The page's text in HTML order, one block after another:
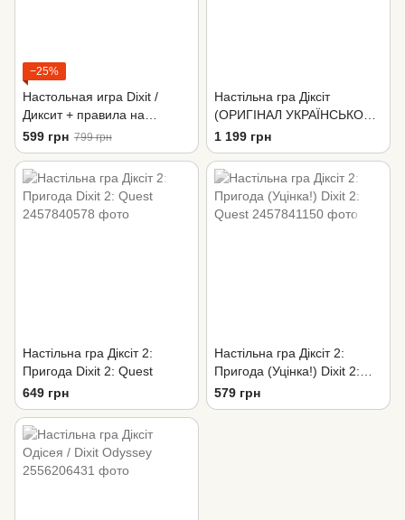
−25%
Настольная игра Dixit /
Диксит + правила на
Украинском
599 грн 799 грн
Настільна гра Діксіт
(ОРИГІНАЛ УКРАЇНСЬКОЮ)
Dixit
1 199 грн
Настільна гра Діксіт 2:
Пригода Dixit 2: Quest
649 грн
Настільна гра Діксіт 2:
Пригода (Уцінка!) Dixit 2:
Quest
579 грн